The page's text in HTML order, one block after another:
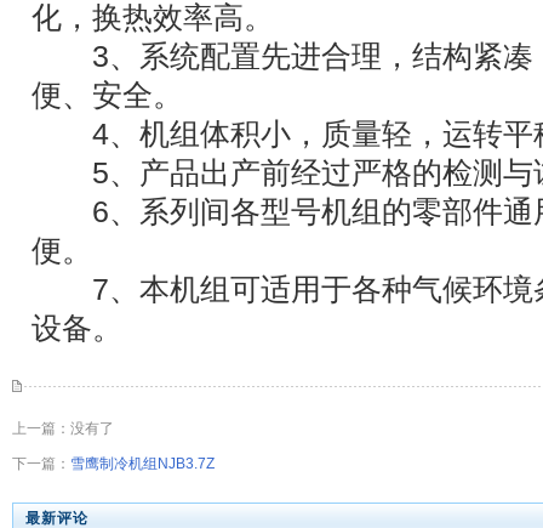
化，换热效率高。
3、系统配置先进合理，结构紧凑
便、安全。
4、机组体积小，质量轻，运转平
5、产品出产前经过严格的检测与
6、系列间各型号机组的零部件通
便。
7、本机组可适用于各种气候环境
设备。
上一篇：没有了
下一篇： 雪鹰制冷机组NJB3.7Z
最新评论